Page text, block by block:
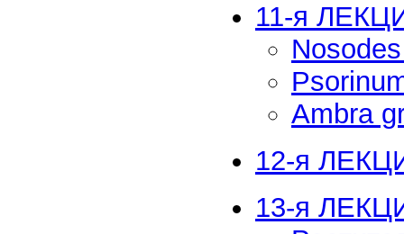
11-я
Ambra
12-я
13-я